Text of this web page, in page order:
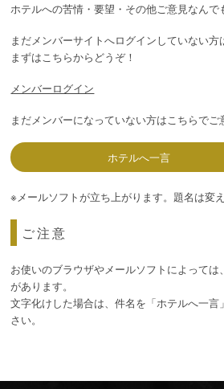
ホテルへの苦情・要望・その他ご意見なんで
まだメンバーサイトへログインしていない方
まずはこちらからどうぞ！
メンバーログイン
まだメンバーになっていない方はこちらでご
ホテルへ一言
※メールソフトが立ち上がります。題名は変
ご注意
お使いのブラウザやメールソフトによって
があります。
文字化けした場合は、件名を「ホテルへ一
さい。